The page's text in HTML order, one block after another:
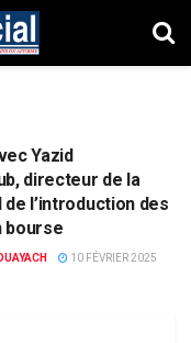
Yazid
directeur de la
de l’introduction des
bourse
10 FÉVRIER 2025